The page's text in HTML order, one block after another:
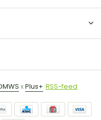
xPlus+ RSS-feed